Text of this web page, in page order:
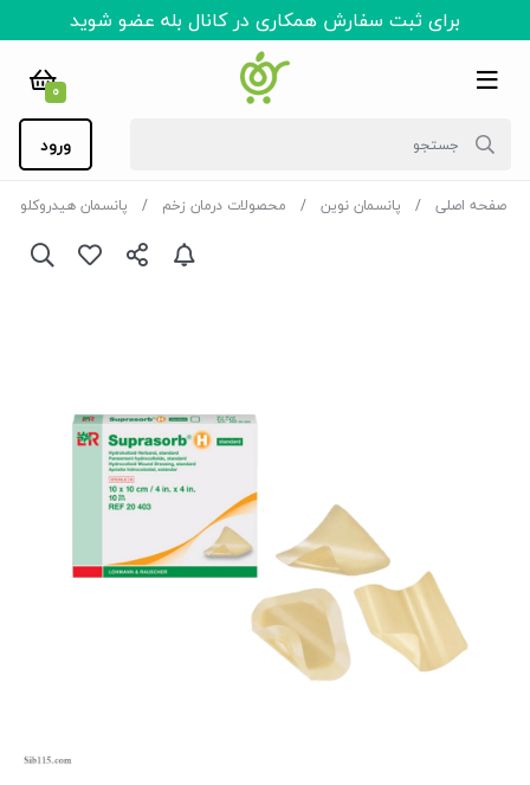
برای ثبت سفارش همکاری در کانال بله عضو شوید
0
ورود
صفحه اصلی پانسمان نوین محصولات درمان زخم پانسمان هیدروکلوئید